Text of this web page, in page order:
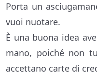
Porta un
vuoi nuotare.
È una buona idea
mano, poiché non
accettano carte di